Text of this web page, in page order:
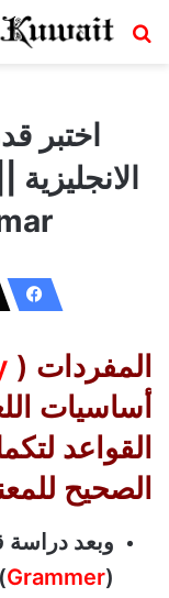
بحث عن
اختبر
المفردات (
أساسيات
القواعد
الصحيح
وبعد دراسة
(
Grammer